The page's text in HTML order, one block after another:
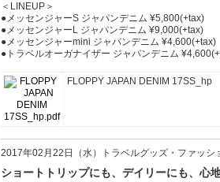
＜LINEUP＞
●メッセンジャーS ジャパンデニム ¥5,800(+tax)
●メッセンジャーL ジャパンデニム ¥9,000(+tax)
●メッセンジャーmini ジャパンデニム ¥4,600(+tax)
●トラベルオーガナイザー ジャパンデニム
FLOPPY JAPAN DENIM 17SS_hp
2017年02月22日（水）トラベルグッズ・ファッシ
ショートトリップにも、デイリーにも、心